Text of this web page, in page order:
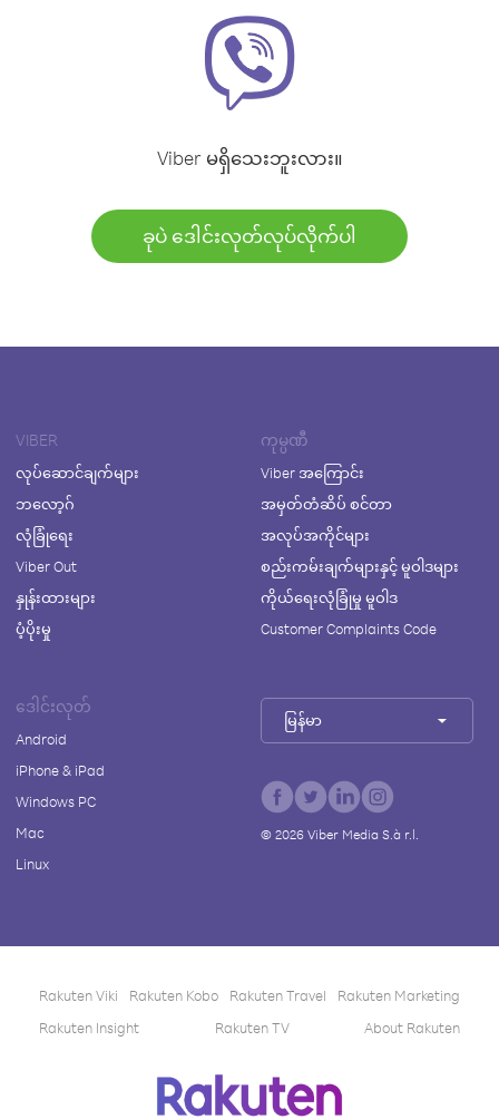
Viber မရှိသေးဘူးလား။
ခုပဲ ဒေါင်းလုတ်လုပ်လိုက်ပါ
VIBER
လုပ်ဆောင်ချက်များ
ဘလော့ဂ်
လုံခြုံရေး
Viber Out
နှုန်းထားများ
ပံ့ပိုးမှု
ကုမ္ပဏီ
Viber အကြောင်း
အမှတ်တံဆိပ် စင်တာ
အလုပ်အကိုင်များ
စည်းကမ်းချက်များနှင့် မူဝါဒများ
ကိုယ်ရေးလုံခြုံမှု မူဝါဒ
Customer Complaints Code
ဒေါင်းလုတ်
Android
iPhone & iPad
Windows PC
Mac
Linux
မြန်မာ
© 2026Viber Media S.à r.l.
Rakuten Viki Rakuten Kobo Rakuten Travel
Rakuten Marketing
Rakuten Insight
Rakuten TV About Rakuten